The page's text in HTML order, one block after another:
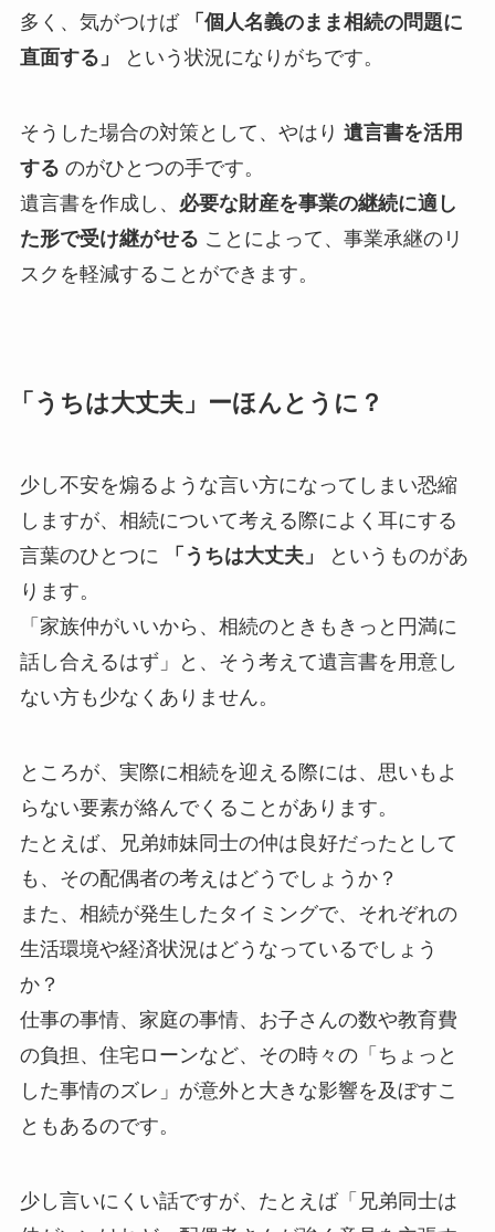
多く、気がつけば
「個人名義のまま相続の問題に
直面する」
という状況になりがちです。
そうした場合の対策として、やはり 遺言書を活用
する のがひとつの手です。
遺言書を作成し、 必要な財産を事業の継続に適し
た形で受け継がせる ことによって、事業承継のリ
スクを軽減することができます。
「うちは大丈夫」ーほんとうに？
少し不安を煽るような言い方になってしまい恐縮
しますが、相続について考える際によく耳にする
言葉のひとつに
「うちは大丈夫」
というものがあ
ります。
「家族仲がいいから、相続のときもきっと円満に
話し合えるはず」と、そう考えて遺言書を用意し
ない方も少なくありません。
ところが、実際に相続を迎える際には、思いもよ
らない要素が絡んでくることがあります。
たとえば、兄弟姉妹同士の仲は良好だったとして
も、その配偶者の考えはどうでしょうか？
また、相続が発生したタイミングで、それぞれの
生活環境や経済状況はどうなっているでしょう
か？
仕事の事情、家庭の事情、お子さんの数や教育費
の負担、住宅ローンなど、その時々の「ちょっと
した事情のズレ」が意外と大きな影響を及ぼすこ
ともあるのです。
少し言いにくい話ですが、たとえば「兄弟同士は